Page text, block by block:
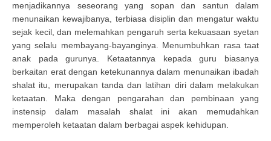
menjadikannya seseorang yang sopan dan santun dalam
menunaikan kewajibanya, terbiasa disiplin dan mengatur waktu
sejak kecil, dan melemahkan pengaruh serta kekuasaan syetan
yang selalu membayang-bayanginya. Menumbuhkan rasa taat
anak pada gurunya. Ketaatannya kepada guru biasanya
berkaitan erat dengan ketekunannya dalam menunaikan ibadah
shalat itu, merupakan tanda dan latihan diri dalam melakukan
ketaatan. Maka dengan pengarahan dan pembinaan yang
instensip dalam masalah shalat ini akan memudahkan
memperoleh ketaatan dalam berbagai aspek kehidupan.